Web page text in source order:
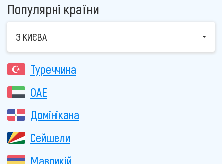
Популярні країни
З КИЄВА
Туреччина
ОАЕ
Домінікана
Сейшели
Маврикій